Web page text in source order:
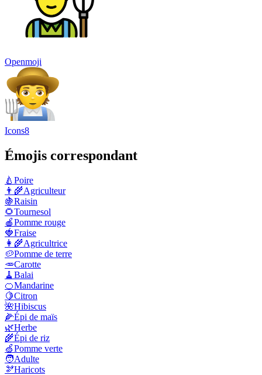
Openmoji
Icons8
Émojis correspondant
🍐 Poire
👨‍🌾Agriculteur
🍇Raisin
🌻Tournesol
🍎Pomme rouge
🍓Fraise
👩‍🌾Agricultrice
🥔Pomme de terre
🥕Carotte
🧹 Balai
🍊Mandarine
🍋Citron
🌺Hibiscus
🌽Épi de maïs
🌿Herbe
🌾Épi de riz
🍏Pomme verte
🧑Adulte
🫘Haricots